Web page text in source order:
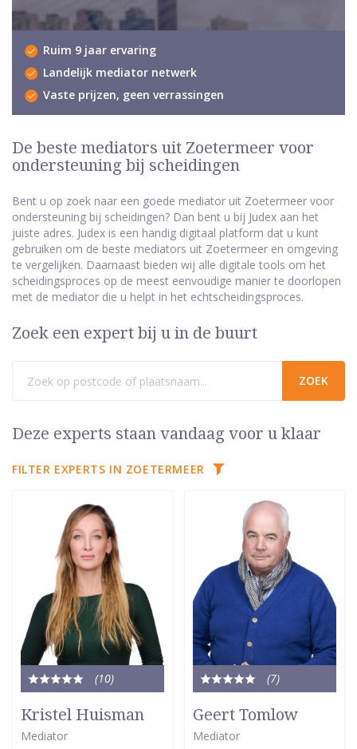
Ruim 9 jaar ervaring
Landelijk mediator netwerk
Vaste prijzen, geen verrassingen
De beste mediators uit Zoetermeer voor
ondersteuning bij scheidingen
Bent u op zoek naar een goede mediator uit Zoetermeer voor
ondersteuning bij scheidingen? Dan bent u bij Judex aan het
juiste adres. Judex is een handig digitaal platform dat u kunt
gebruiken om de beste mediators uit Zoetermeer en omgeving
te vergelijken. Daarnaast bieden wij alle digitale tools om het
scheidingsproces op de meest eenvoudige manier te doorlopen
met de mediator die u helpt in het echtscheidingsproces.
Zoek een expert bij u in de buurt
Deze experts staan vandaag voor u klaar
FILTER EXPERTS IN ZOETERMEER
(10)
Totale
waardering:
5
van
Kristel Huisman
Mediator
(7)
Totale
5
van
Geert Tomlow
Mediator